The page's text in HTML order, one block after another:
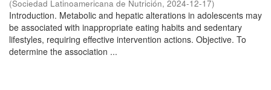
(Sociedad Latinoamericana de Nutrición, 2024-12-17)
Introduction. Metabolic and hepatic alterations in adolescents may
be associated with inappropriate eating habits and sedentary
lifestyles, requiring effective intervention actions. Objective. To
determine the association ...